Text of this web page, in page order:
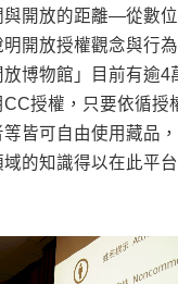
與開放的距離—從數
開放授權觀念與行
博物館」目前有逾4
授權，只要依循授
皆可自由使用藏品
的知識得以在此平